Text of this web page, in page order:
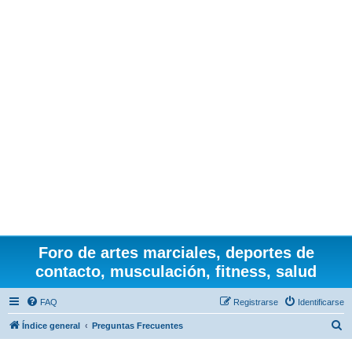
Foro de artes marciales, deportes de
contacto, musculación, fitness, salud
FAQ Identificarse
Registrarse
Índice general Preguntas Frecuentes